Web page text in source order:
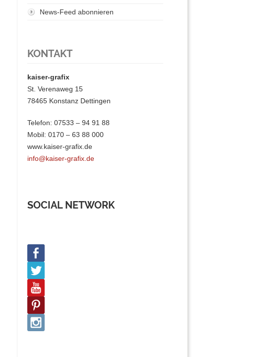
News-Feed abonnieren
KONTAKT
kaiser-grafix
St. Verenaweg 15
78465 Konstanz Dettingen
Telefon: 07533 – 94 91 88
Mobil: 0170 – 63 88 000
www.kaiser-grafix.de
info@kaiser-grafix.de
SOCIAL NETWORK